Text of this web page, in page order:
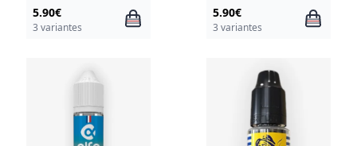
5.90€
3 variantes
5.90€
3 variantes